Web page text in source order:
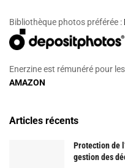
Bibliothèque photos préférée :
Enerzine est rémunéré pour
AMAZON
Articles récents
Protection de
gestion des